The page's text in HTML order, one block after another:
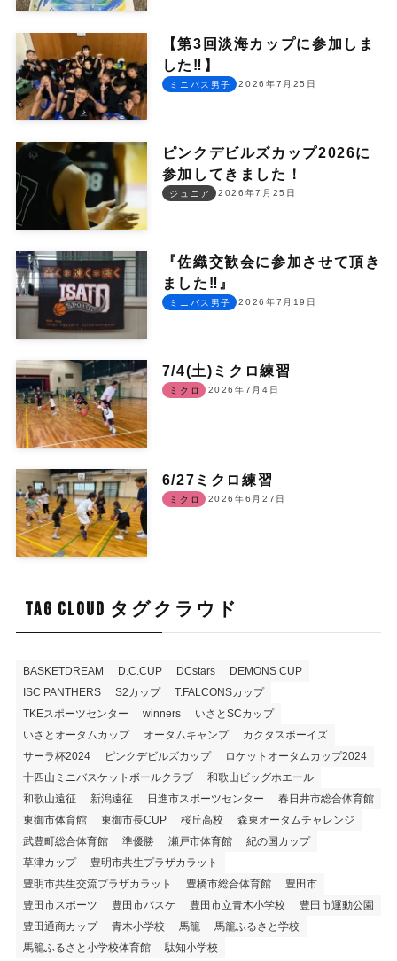
【第3回淡海カップに参加しま
した‼︎】
2026年7月25日
ミニバス男子
ピンクデビルズカップ2026に
参加してきました！
2026年7月25日
ジュニア
『佐織交歓会に参加させて頂き
ました‼︎』
2026年7月19日
ミニバス男子
7/4(土)ミクロ練習
2026年7月4日
ミクロ
6/27ミクロ練習
2026年6月27日
ミクロ
TAG CLOUD タグクラウド
BASKETDREAM D.C.CUP DCstars
DEMONS CUP
ISC PANTHERS
S2カップ
T.FALCONSカップ
TKEスポーツセンター
winners
いさとSCカップ
いさとオータムカップ
オータムキャンプ
カクタスボーイズ
サーラ杯2024
ピンクデビルズカップ
ロケットオータムカップ2024
十四山ミニバスケットボールクラブ
和歌山ビッグホエール
和歌山遠征
新潟遠征 日進市スポーツセンター
春日井市総合体育館
東御市体育館
東御市長CUP 桜丘高校
森東オータムチャレンジ
武豊町総合体育館
準優勝 瀬戸市体育館
紀の国カップ
草津カップ
豊明市共生プラザカラット
豊明市共生交流プラザカラット
豊橋市総合体育館
豊田市
豊田市スポーツ
豊田市バスケ 豊田市立青木小学校
豊田市運動公園
豊田通商カップ
青木小学校 馬籠
馬籠ふるさと学校
馬籠ふるさと小学校体育館
駄知小学校